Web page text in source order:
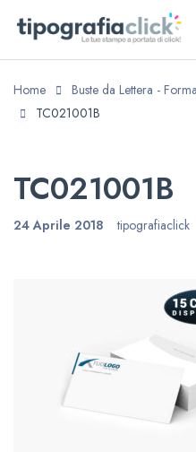
Home
Buste da Lettera -
TC021001B
TC021001B
24 Aprile 2018 tipografiaclick